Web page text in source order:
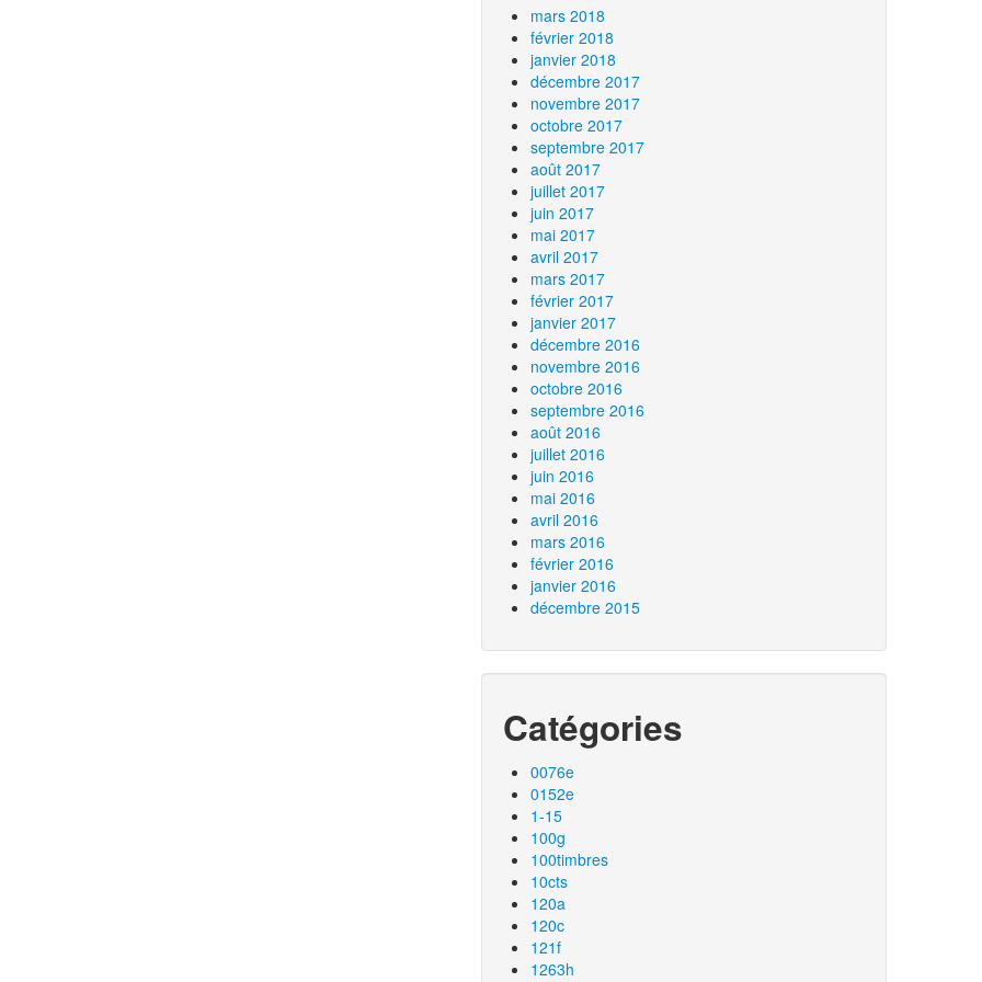
mars 2018
février 2018
janvier 2018
décembre 2017
novembre 2017
octobre 2017
septembre 2017
août 2017
juillet 2017
juin 2017
mai 2017
avril 2017
mars 2017
février 2017
janvier 2017
décembre 2016
novembre 2016
octobre 2016
septembre 2016
août 2016
juillet 2016
juin 2016
mai 2016
avril 2016
mars 2016
février 2016
janvier 2016
décembre 2015
Catégories
0076e
0152e
1-15
100g
100timbres
10cts
120a
120c
121f
1263h